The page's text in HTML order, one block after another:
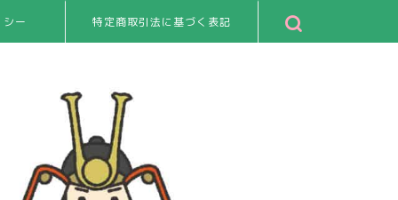
ー 特定商取引法に基づく表記